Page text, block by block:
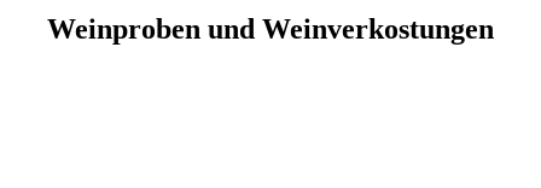
Weinproben und Weinverkostungen